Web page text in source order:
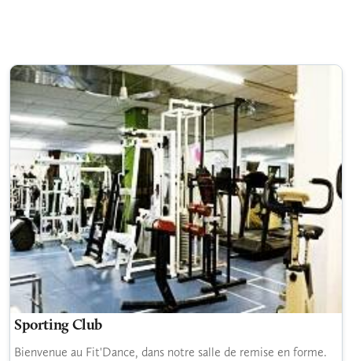
Sporting Club
Bienvenue au Fit'Dance, dans notre salle de remise en forme.